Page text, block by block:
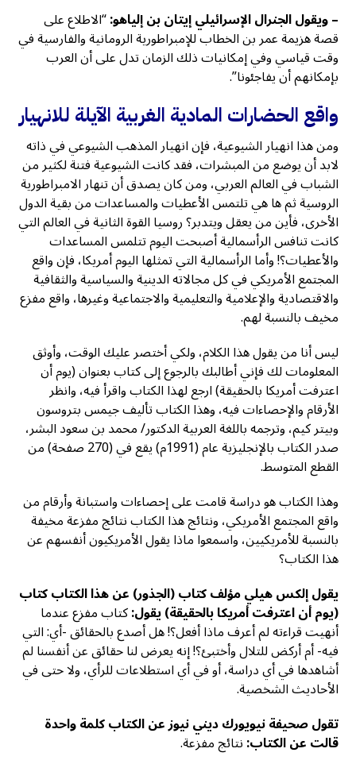
– ويقول الجنرال الإسرائيلي إيتان بن إلياهو:“الاطلاع على
قصة هزيمة عمر بن الخطاب للإمبراطورية الرومانية والفارسية في
وقت قياسي وفي إمكانيات ذلك الزمان تدل على أن العرب
بإمكانهم أن يفاجئونا”.
واقع الحضارات المادية الغربية الآيلة للانهيار
ومن هذا انهيار الشيوعية، فإن انهيار المذهب الشيوعي في ذاته
لابد أن يوضع من المبشرات، فقد كانت الشيوعية فتنة لكثير من
الشباب في العالم العربي، ومن كان يصدق أن تنهار الامبراطورية
الروسية ثم ها هي تلتمس الأعطيات والمساعدات من بقية الدول
الأخرى، فأين من يعقل ويتدبر؟ روسيا القوة الثانية في العالم التي
كانت تنافس الرأسمالية أصبحت اليوم تتلمس المساعدات
والأعطيات؟! وأما الرأسمالية التي تمثلها اليوم أمريكا، فإن واقع
المجتمع الأمريكي في كل مجالاته الدينية والسياسية والثقافية
والاقتصادية والإعلامية والتعليمية والاجتماعية وغيرها، واقع مفزع
مخيف بالنسبة لهم.
ليس أنا من يقول هذا الكلام، ولكي أختصر عليك الوقت، وأوثق
المعلومات لك فإني أطالبك بالرجوع إلى كتاب بعنوان (يوم أن
اعترفت أمريكا بالحقيقة) ارجع لهذا الكتاب واقرأ فيه، وانظر
الأرقام والإحصاءات فيه، وهذا الكتاب تأليف جيمس بتروسون
وبيتر كيم، وترجمه باللغة العربية الدكتور/ محمد بن سعود البشر،
صدر الكتاب بالإنجليزية عام (1991م) يقع في (270 صفحة) من
القطع المتوسط.
وهذا الكتاب هو دراسة قامت على إحصاءات واستبانة وأرقام من
واقع المجتمع الأمريكي، ونتائج هذا الكتاب نتائج مفزعة مخيفة
بالنسبة للأمريكيين، واسمعوا ماذا يقول الأمريكيون أنفسهم عن
هذا الكتاب؟
يقول إلكس هيلي مؤلف كتاب (الجذور) عن هذا الكتاب كتاب
(يوم أن اعترفت أمريكا بالحقيقة) يقول:كتاب مفزع عندما
أنهيت قراءته لم أعرف ماذا أفعل؟! هل أصدع بالحقائق -أي: التي
فيه- أم أركض للتلال وأختبئ؟! إنه يعرض لنا حقائق عن أنفسنا لم
أشاهدها في أي دراسة، أو في أي استطلاعات للرأي، ولا حتى في
الأحاديث الشخصية.
تقول صحيفة نيويورك ديني نيوز عن الكتاب كلمة واحدة
قالت عن الكتاب:نتائج مفزعة.